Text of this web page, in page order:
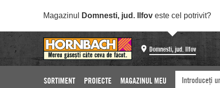
Magazinul Domnesti, jud. Ilfov este cel potrivit?
Domnesti, jud. Ilfov
SORTIMENT PROIECTE MAGAZINUL MEU